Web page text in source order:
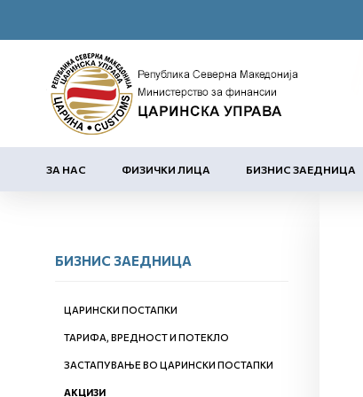
ЗА НАС ФИЗИЧКИ ЛИЦА БИЗНИС ЗАЕДНИЦА
БИЗНИС ЗАЕДНИЦА
ЦАРИНСКИ ПОСТАПКИ
ТАРИФА, ВРЕДНОСТ И ПОТЕКЛО
ЗАСТАПУВАЊЕ ВО ЦАРИНСКИ ПОСТАПКИ
АКЦИЗИ